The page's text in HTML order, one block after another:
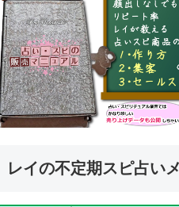
レイの不定期スピ占い